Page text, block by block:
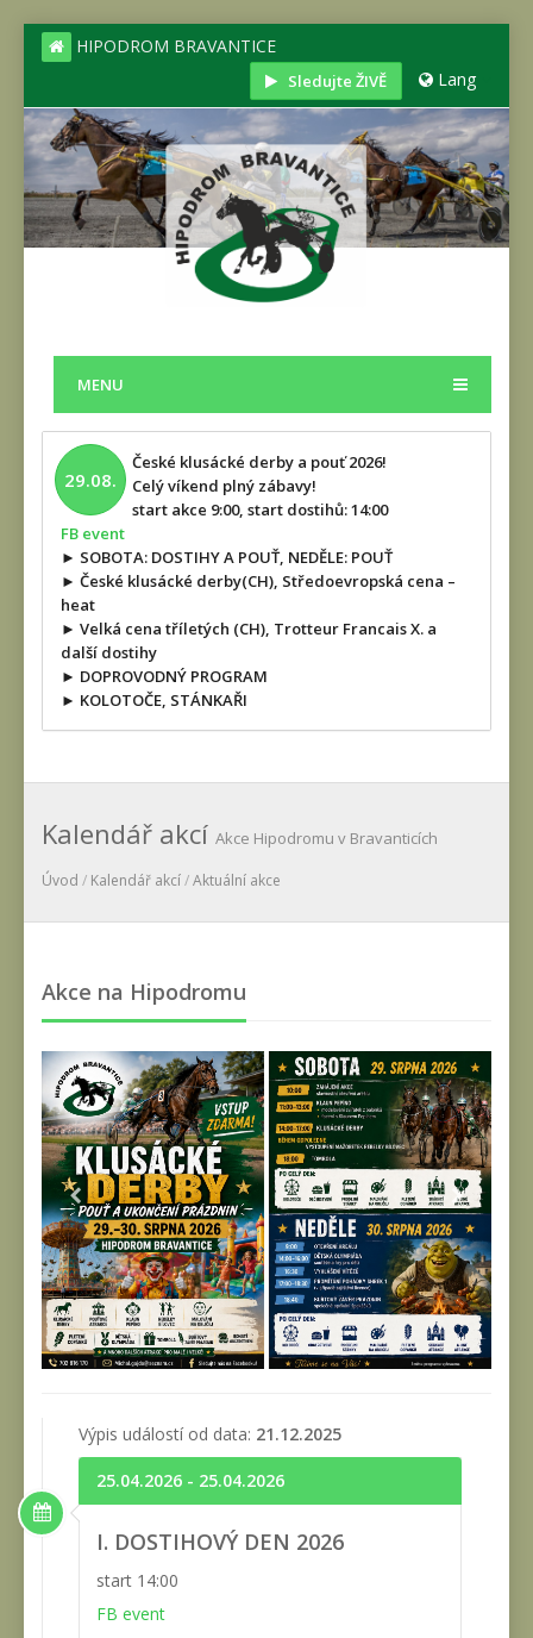
HIPODROM BRAVANTICE
Sledujte ŽIVĚ Lang
MENU
29.08.
České klusácké derby a pouť 2026!
Celý víkend plný zábavy!
start akce 9:00, start dostihů: 14:00
FB event
► SOBOTA: DOSTIHY A POUŤ, NEDĚLE: POUŤ
► České klusácké derby(CH), Středoevropská cena –
heat
► Velká cena tříletých (CH), Trotteur Francais X. a
další dostihy
► DOPROVODNÝ PROGRAM
► KOLOTOČE, STÁNKAŘI
Kalendář akcí Akce Hipodromu v Bravanticích
Úvod / Kalendář akcí/Aktuální akce
Akce na Hipodromu
Výpis událostí od data: 21.12.2025
25.04.2026 - 25.04.2026
I. DOSTIHOVÝ DEN 2026
start 14:00
FB event